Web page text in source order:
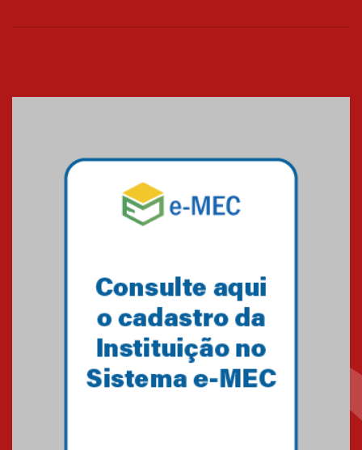
os funcionários
07.11.2024
Equipe de saltos ornamentais
do Mackenzie Brasília
Gravação do projeto “Mais de
31 mil vozes com a Palavra” é
realizado no Colégio
Mackenzie Brasília
25.10.2024